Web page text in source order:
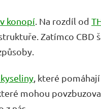
v konopí . Na rozdíl od
Zatímco CBD
, které pomáhají
mohou